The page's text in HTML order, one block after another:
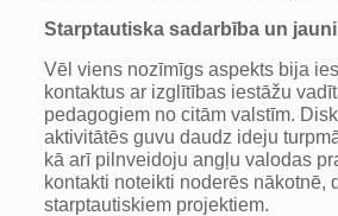
Starptautiska sadarbība un
Vēl viens nozīmīgs aspekts bija
kontaktus ar izglītības iestāžu
pedagogiem no citām valstīm.
aktivitātēs guvu daudz ideju
kā arī pilnveidoju angļu valodas
kontakti noteikti noderēs nākotnē,
starptautiskiem projektiem.